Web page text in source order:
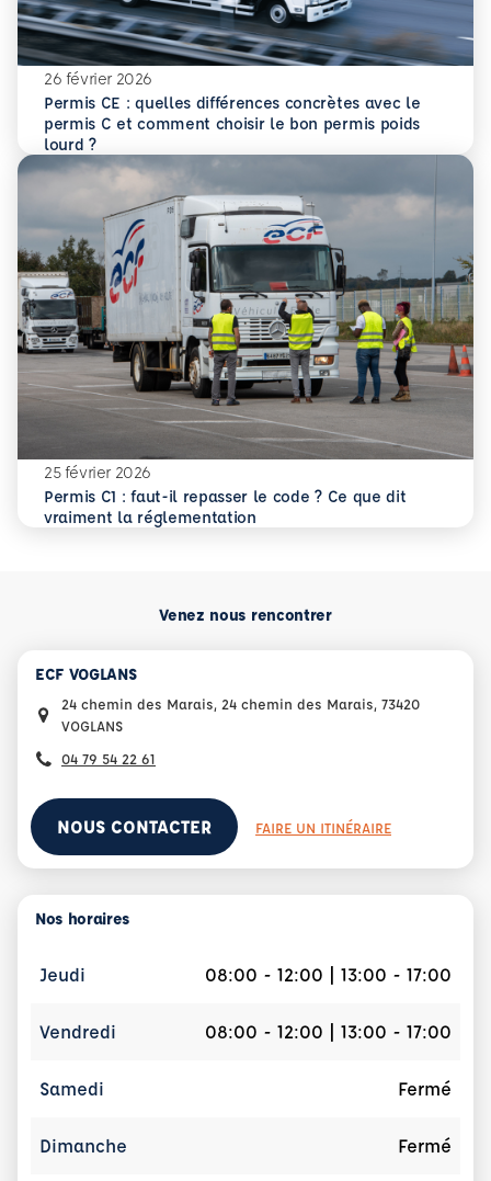
26 février 2026
Permis CE : quelles différences concrètes avec le
permis C et comment choisir le bon permis poids
lourd ?
En savoir plus
Permis CE : quelles différences concrètes avec le
25 février 2026
Permis C1 : faut-il repasser le code ? Ce que dit
vraiment la réglementation
En savoir plus
Permis C1 : faut-il repasser le code ? Ce que dit vraiment
Venez nous rencontrer
ECF VOGLANS
24 chemin des Marais, 24 chemin des Marais, 73420
VOGLANS
04 79 54 22 61
NOUS CONTACTER FAIRE UN ITINÉRAIRE
Nos horaires
Jeudi 08:00 - 12:00 | 13:00 - 17:00
Vendredi 08:00 - 12:00 | 13:00 - 17:00
Samedi Fermé
Dimanche Fermé